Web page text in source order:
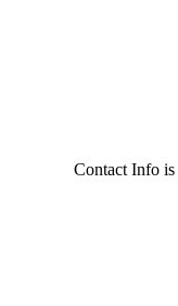
Contact Info is